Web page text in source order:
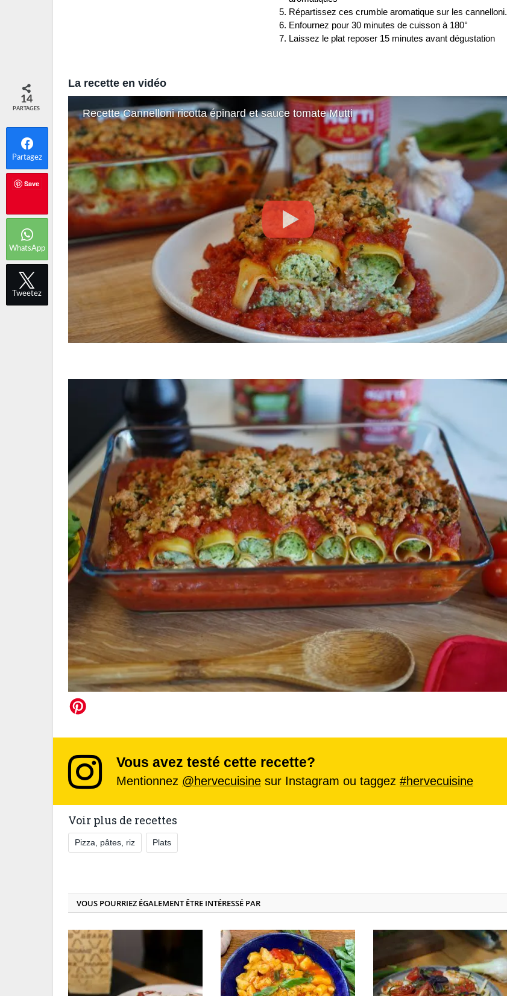
Répartissez ces crumble aromatique sur les cannelloni.
Enfournez pour 30 minutes de cuisson à 180°
Laissez le plat reposer 15 minutes avant dégustation
La recette en vidéo
Recette Cannelloni ricotta épinard et sauce tomate Mutti
Vous avez testé cette recette?
Mentionnez @hervecuisine sur Instagram ou taggez #hervecuisine
Voir plus de recettes
Pizza, pâtes, riz Plats
VOUS POURRIEZ ÉGALEMENT ÊTRE INTÉRESSÉ PAR
14
PARTAGES
Partagez
Save
WhatsApp
Tweetez